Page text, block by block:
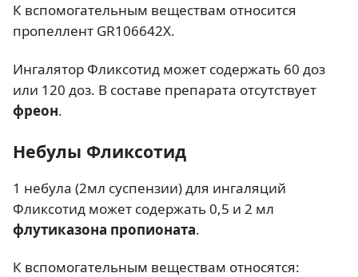
К вспомогательным веществам относится
пропеллент GR106642X.
Ингалятор Фликсотид может содержать 60 доз
или 120 доз. В составе препарата отсутствует
фреон.
Небулы Фликсотид
1 небула (2мл суспензии) для ингаляций
Фликсотид может содержать 0,5 и 2 мл
флутиказона пропионата.
К вспомогательным веществам относятся: